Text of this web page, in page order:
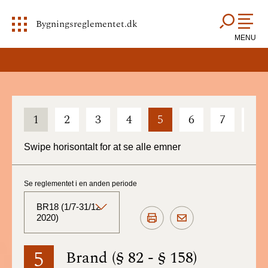
Bygningsreglementet.dk
MENU
1 2 3 4 5 6 7
Swipe horisontalt for at se alle emner
5 Brand (§ 82 - § 158)
Se reglementet i en anden periode
BR18 (1/7-31/12
2020)
BR18 (Aktuelt)